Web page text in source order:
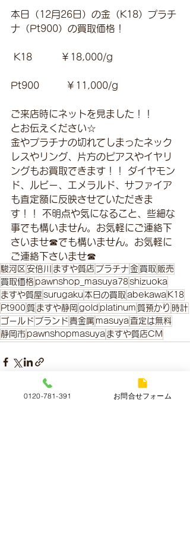
本日（12月26日）の金（K18）プラチ
ナ（Pt900）の買取価格！
K18　　　￥18,000/g
Pt900         ￥11,000/g
ご来店時にネットを見ました！！
とお伝えください☆
金やプラチナの切れてしまったネック
レスやリング、片方のピアスやイヤリ
ングもお買取できます！！ ダイヤモン
ド、ルビー、エメラルド、サファイア
も査定額に反映させていただきま
す！！ 不明点や気になること、些細な
事でも構いません。お気軽にご連絡下
さいませ☎でも構いません。お気軽に
ご連絡下さいませ☎
駿河区 安倍川 ますや質店 プラチナ 金 買取 販売
買取価格 pawnshop_masuya78shizuoka
ますや質屋 surugaku 本日の買取 abekawa K18
Pt900質 ますや静岡 gold platinum 質預かり 時計
ゴールド ブランド 貴金属 masuya 査定は無料
静岡市 pawnshopmasuya ますや質店CM
0120-781-391 お問合せフォーム